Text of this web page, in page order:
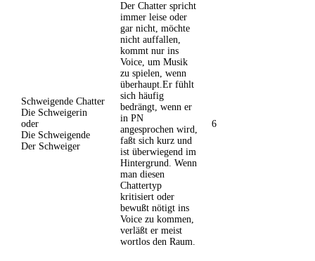
Schweigende Chatter
Die Schweigerin
oder
Die Schweigende
Der Schweiger
Der Chatter spricht
immer leise oder
gar nicht, möchte
nicht auffallen,
kommt nur ins
Voice, um Musik
zu spielen, wenn
überhaupt.Er fühlt
sich häufig
bedrängt, wenn er
in PN
angesprochen wird,
faßt sich kurz und
ist überwiegend im
Hintergrund. Wenn
man diesen
Chattertyp
kritisiert oder
bewußt nötigt ins
Voice zu kommen,
verläßt er meist
wortlos den Raum.
6